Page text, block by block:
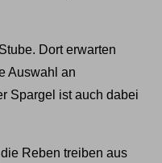
Dort erwarten
Auswahl an
Spargel ist auch dabei
Reben treiben aus